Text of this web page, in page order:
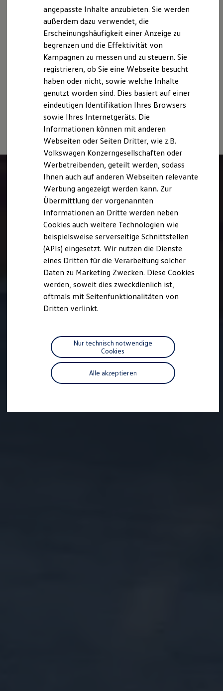
Digitale Extras
Schnittstellen zu Ihrem ID.
Marke und Erlebnis
Volkswagen R und R Experience
R-Modelle
R Experience
Driving Experience
Volkswagen entdecken
Werkbesichtigung
Lifestyle Shop
T-Roc Kollektion
Golf Kollektion
Volkswagen Kollektion
R-Kollektion
GTI Kollektion
Fußball Drop
we drive football
#wedriveproud
Besitzer und Service
myVolkswagen
Software Updates
Service und Ersatzteile
Inspektion und HU/AU
Reparaturen und Checks
Motorenöl und Flüssigkeiten
Räder und Reifen
Pannen- und Unfallhilfe
Economy Service
Volkswagen Teile
Zubehör
Modellspezifisches Zubehör
Individualisieren
Wallbox und Ladekabel
Digitale Extras
Dienste für Ihr Modell finden
Volkswagen Apps, Login und Shop
Handy und Fahrzeug verbinden
Vorgängermodelle
Die angegebenen Verbrauchs- und Emissionswerte beziehen
sich nicht auf ein einzelnes Fahrzeug und sind nicht Bestandteil
des Angebots, sondern dienen allein Vergleichszwecken
zwischen den verschiedenen Fahrzeugtypen.
Zusatzausstattungen undZubehör(Anbauteile, Reifenformat
usw.) können relevante Fahrzeugparameter, wiez. B.Gewicht,
Rollwiderstand und Aerodynamik verändern und neben
Witterungs- und Verkehrsbedingungen sowie dem
individuellen Fahrverhalten den Kraftstoffverbrauch, den
Stromverbrauch, die CO₂-Emissionen und die
Fahrleistungswerte eines Fahrzeugs beeinflussen.
angepasste Inhalte anzubieten. Sie werden
außerdem dazu verwendet, die
Erscheinungshäufigkeit einer Anzeige zu
begrenzen und die Effektivität von
Kampagnen zu messen und zu steuern. Sie
registrieren, ob Sie eine Webseite besucht
haben oder nicht, sowie welche Inhalte
genutzt worden sind. Dies basiert auf einer
eindeutigen Identifikation Ihres Browsers
sowie Ihres Internetgeräts. Die
Informationen können mit anderen
Webseiten oder Seiten Dritter, wie z.B.
Volkswagen Konzerngesellschaften oder
Werbetreibenden, geteilt werden, sodass
Ihnen auch auf anderen Webseiten relevante
Werbung angezeigt werden kann. Zur
Übermittlung der vorgenannten
Informationen an Dritte werden neben
Cookies auch weitere Technologien wie
beispielsweise serverseitige Schnittstellen
(APIs) eingesetzt. Wir nutzen die Dienste
eines Dritten für die Verarbeitung solcher
Daten zu Marketing Zwecken. Diese Cookies
werden, soweit dies zweckdienlich ist,
oftmals mit Seitenfunktionalitäten von
Dritten verlinkt.
Alle akzeptieren
Nur technisch notwendige
Cookies